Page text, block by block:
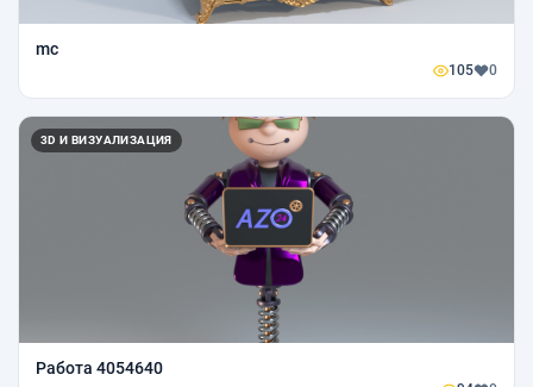
mc
105 0
3D И ВИЗУАЛИЗАЦИЯ
Работа 4054640